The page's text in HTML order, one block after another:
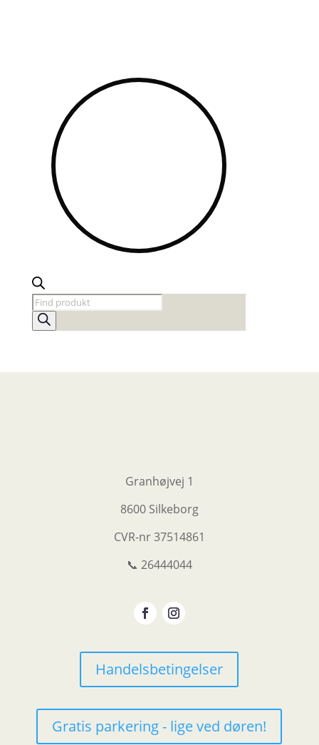
Products
search
Granhøjvej 1
8600 Silkeborg
CVR-nr37514861
📞 26444044
Handelsbetingelser
Gratis parkering - lige ved døren!